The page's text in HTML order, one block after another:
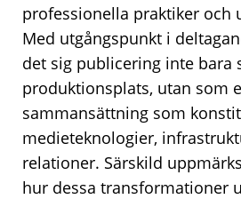
professionella praktiker och
Med utgångspunkt i
det sig publicering inte bara
produktionsplats, utan som
sammansättning som
medieteknologier,
relationer. Särskild
hur dessa transformationer